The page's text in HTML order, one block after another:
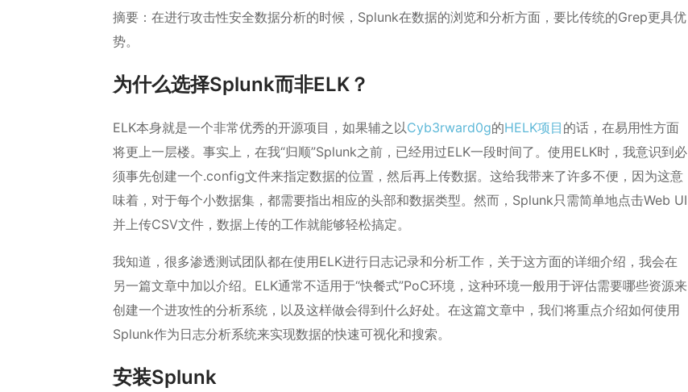
摘要：在进行攻击性安全数据分析的时候，Splunk在数据的浏览和分析方面，要比传统的Grep更具优
势。
为什么选择Splunk而非ELK？
ELK本身就是一个非常优秀的开源项目，如果辅之以Cyb3rward0g的HELK项目 的话，在易用性方面
将更上一层楼。事实上，在我“归顺”Splunk之前，已经用过ELK一段时间了。使用ELK时，我意识到必
须事先创建一个.config文件来指定数据的位置，然后再上传数据。这给我带来了许多不便，因为这意
味着，对于每个小数据集，都需要指出相应的头部和数据类型。然而，Splunk只需简单地点击Web UI
并上传CSV文件，数据上传的工作就能够轻松搞定。
我知道，很多渗透测试团队都在使用ELK进行日志记录和分析工作，关于这方面的详细介绍，我会在
另一篇文章中加以介绍。ELK通常不适用于“快餐式”PoC环境，这种环境一般用于评估需要哪些资源来
创建一个进攻性的分析系统，以及这样做会得到什么好处。在这篇文章中，我们将重点介绍如何使用
Splunk作为日志分析系统来实现数据的快速可视化和搜索。
安装Splunk